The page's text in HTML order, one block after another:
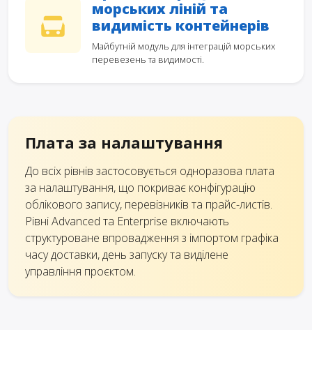
морських ліній та
видимість контейнерів
Майбутній модуль для інтеграцій морських
перевезень та видимості.
Плата за налаштування
До всіх рівнів застосовується одноразова плата
за налаштування, що покриває конфігурацію
облікового запису, перевізників та прайс-листів.
Рівні Advanced та Enterprise включають
структуроване впровадження з імпортом графіка
часу доставки, день запуску та виділене
управління проєктом.